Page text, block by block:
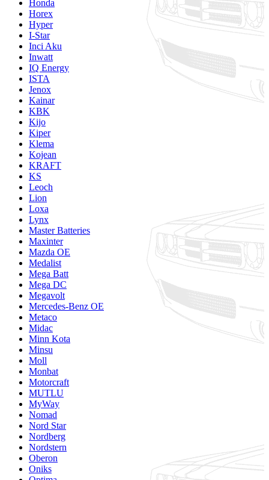
Honda
Horex
Hyper
I-Star
Inci Aku
Inwatt
IQ Energy
ISTA
Jenox
Kainar
KBK
Kijo
Kiper
Klema
Kojean
KRAFT
KS
Leoch
Lion
Loxa
Lynx
Master Batteries
Maxinter
Mazda OE
Medalist
Mega Batt
Mega DC
Megavolt
Mercedes-Benz OE
Metaco
Midac
Minn Kota
Minsu
Moll
Monbat
Motorcraft
MUTLU
MyWay
Nomad
Nord Star
Nordberg
Nordstern
Oberon
Oniks